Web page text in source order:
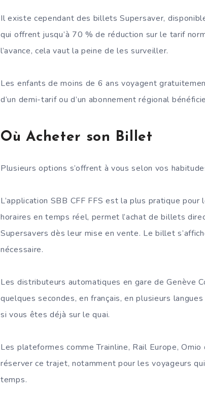
Il existe cependant des billets Supersaver,
qui offrent jusqu’à 70 % de réduction sur le tarif
l’avance, cela vaut la peine de les surveiller.
Les enfants de moins de 6 ans voyagent
d’un demi-tarif ou d’un abonnement régional
Où Acheter son Billet
Plusieurs options s’offrent à vous selon vos
L’application SBB CFF FFS est la plus pratique
horaires en temps réel, permet l’achat de billets
Supersavers dès leur mise en vente. Le billet
nécessaire.
Les distributeurs automatiques en gare de Genève
quelques secondes, en français, en plusieurs
si vous êtes déjà sur le quai.
Les plateformes comme Trainline, Rail Europe,
réserver ce trajet, notamment pour les voyageurs
temps.